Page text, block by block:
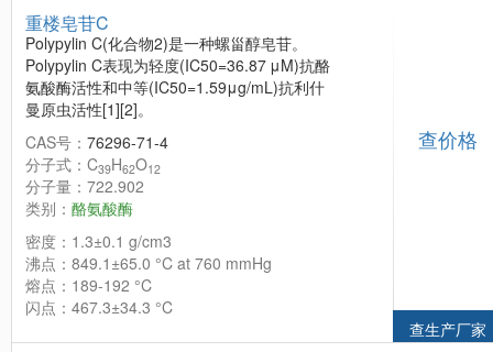
重楼皂苷C
Polypylin C(化合物2)是一种螺甾醇皂苷。
Polypylin C表现为轻度(IC50=36.87 μM)抗酪
氨酸酶活性和中等(IC50=1.59μg/mL)抗利什
曼原虫活性[1][2]。
CAS号： 76296-71-4
分子式：C39H62O12
分子量：722.902
类别： 酪氨酸酶
密度：1.3±0.1 g/cm3
沸点：849.1±65.0 °C at 760 mmHg
熔点：189-192 °C
闪点：467.3±34.3 °C
查价格
查生产厂家